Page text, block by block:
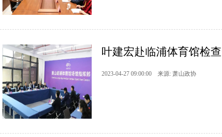
叶建宏赴临浦体育馆检
2023-04-27 09:00:00 来源: 萧山政协